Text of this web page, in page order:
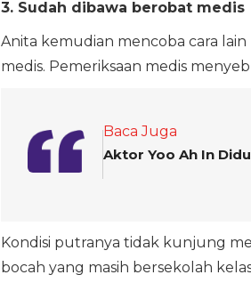
3. Sudah dibawa berobat medis
Anita kemudian mencoba cara
medis. Pemeriksaan medis
Baca Juga
Aktor Yoo Ah In
Kondisi putranya tidak kunjung
bocah yang masih bersekolah